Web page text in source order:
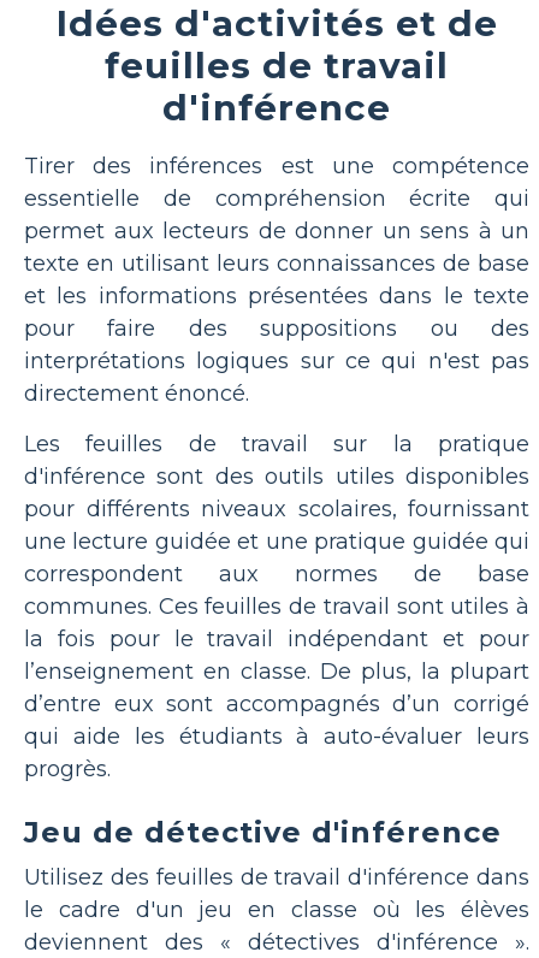
Idées d'activités et de
feuilles de travail
d'inférence
Tirer des inférences est une compétence
essentielle de compréhension écrite qui
permet aux lecteurs de donner un sens à un
texte en utilisant leurs connaissances de base
et les informations présentées dans le texte
pour faire des suppositions ou des
interprétations logiques sur ce qui n'est pas
directement énoncé.
Les feuilles de travail sur la pratique
d'inférence sont des outils utiles disponibles
pour différents niveaux scolaires, fournissant
une lecture guidée et une pratique guidée qui
correspondent aux normes de base
communes. Ces feuilles de travail sont utiles à
la fois pour le travail indépendant et pour
l’enseignement en classe. De plus, la plupart
d’entre eux sont accompagnés d’un corrigé
qui aide les étudiants à auto-évaluer leurs
progrès.
Jeu de détective d'inférence
Utilisez des feuilles de travail d'inférence dans
le cadre d'un jeu en classe où les élèves
deviennent des « détectives d'inférence ».